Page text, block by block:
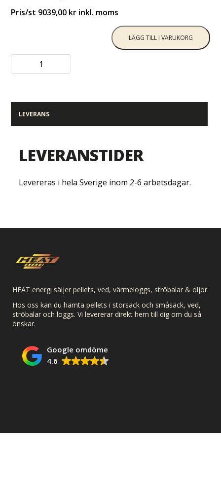
Pris/st 9039,00 kr inkl. moms
LÄGG TILL I VARUKORG
LEVERANS
LEVERANSTIDER
Levereras i hela Sverige inom 2-6 arbetsdagar.
HEAT energi säljer pellets, ved, värmeloggs, ströbalar & oljor.
Hos oss kan du hämta pellets i storsäck och småsäck, ved,
ströbalar och loggs. Vi levererar direkt hem till dig om du så
önskar.
Google omdöme
4.6